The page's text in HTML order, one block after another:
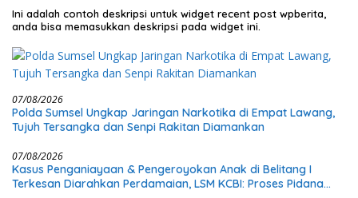
Ini adalah contoh deskripsi untuk widget recent post wpberita,
anda bisa memasukkan deskripsi pada widget ini.
07/08/2026
Polda Sumsel Ungkap Jaringan Narkotika di Empat Lawang,
Tujuh Tersangka dan Senpi Rakitan Diamankan
07/08/2026
Kasus Penganiayaan & Pengeroyokan Anak di Belitang I
Terkesan Diarahkan Perdamaian, LSM KCBI: Proses Pidana